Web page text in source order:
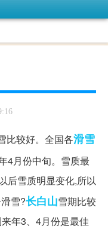
比较好。全国各滑雪
4月份中旬。雪质最
后雪质明显变化,所以
雪?长白山雪期比较
年3、4月份是最佳